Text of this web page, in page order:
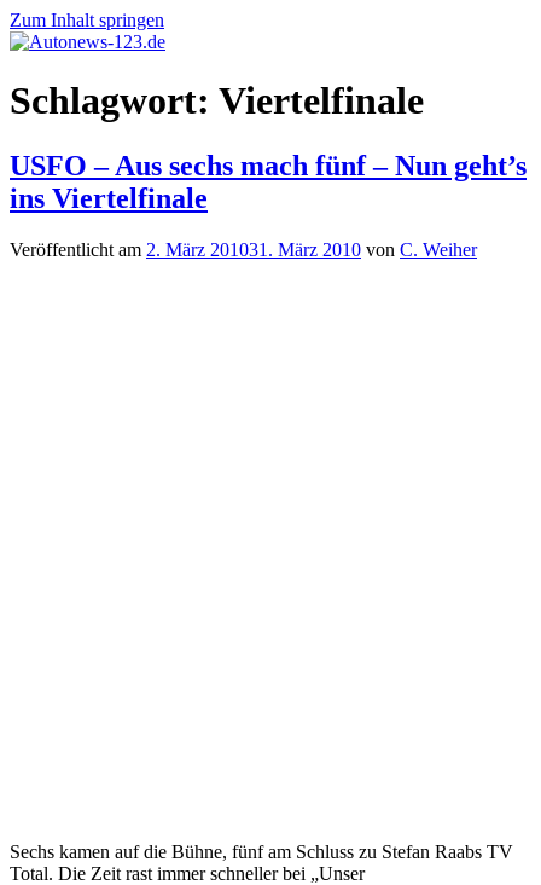
Zum Inhalt springen
Autonews-
123.de
Autonews
mit
Schlagwort: Viertelfinale
USFO – Aus sechs mach fünf – Nun geht’s
ins Viertelfinale
Veröffentlicht am 2. März 201031. März 2010 von C. Weiher
Sechs kamen auf die Bühne, fünf am Schluss zu Stefan Raabs TV
Total. Die Zeit rast immer schneller bei „Unser